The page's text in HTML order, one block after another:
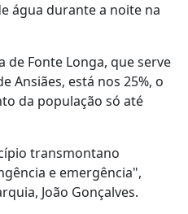
água durante a noite na
de Fonte Longa, que serve
Ansiães, está nos 25%, o
da população só até
transmontano
e emergência",
João Gonçalves.